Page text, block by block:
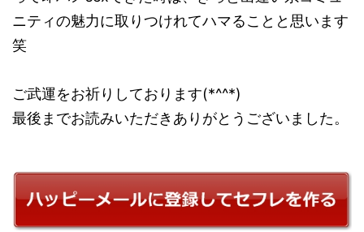
ニティの魅力に取りつけれてハマることと思います
笑
ご武運をお祈りしております(*^^*)
最後までお読みいただきありがとうございました。